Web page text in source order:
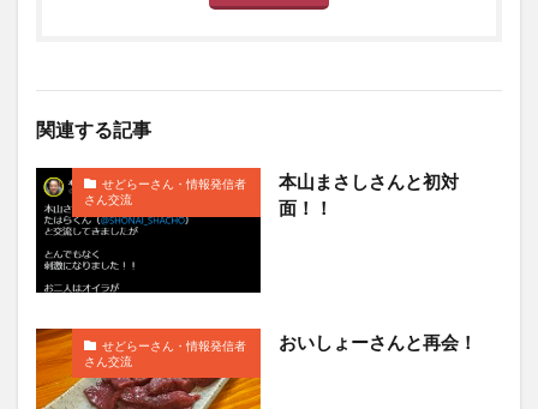
関連する記事
せどらーさん・情報発信者
さん交流
本山まさしさんと初対
面！！
せどらーさん・情報発信者
さん交流
おいしょーさんと再会！